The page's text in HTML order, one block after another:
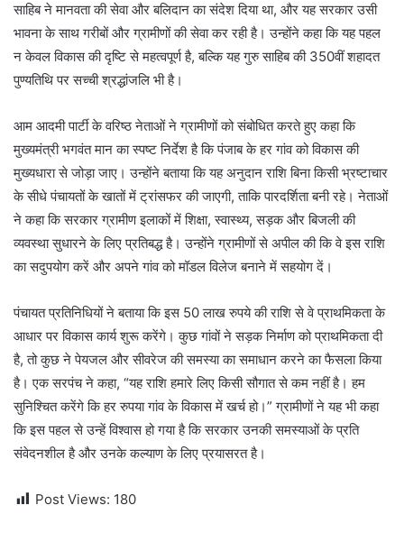
साहिब ने मानवता की सेवा और बलिदान का संदेश दिया था, और यह सरकार उसी
भावना के साथ गरीबों और ग्रामीणों की सेवा कर रही है। उन्होंने कहा कि यह पहल
न केवल विकास की दृष्टि से महत्वपूर्ण है, बल्कि यह गुरु साहिब की 350वीं शहादत
पुण्यतिथि पर सच्ची श्रद्धांजलि भी है।
आम आदमी पार्टी के वरिष्ठ नेताओं ने ग्रामीणों को संबोधित करते हुए कहा कि
मुख्यमंत्री भगवंत मान का स्पष्ट निर्देश है कि पंजाब के हर गांव को विकास की
मुख्यधारा से जोड़ा जाए। उन्होंने बताया कि यह अनुदान राशि बिना किसी भ्रष्टाचार
के सीधे पंचायतों के खातों में ट्रांसफर की जाएगी, ताकि पारदर्शिता बनी रहे। नेताओं
ने कहा कि सरकार ग्रामीण इलाकों में शिक्षा, स्वास्थ्य, सड़क और बिजली की
व्यवस्था सुधारने के लिए प्रतिबद्ध है। उन्होंने ग्रामीणों से अपील की कि वे इस राशि
का सदुपयोग करें और अपने गांव को मॉडल विलेज बनाने में सहयोग दें।
पंचायत प्रतिनिधियों ने बताया कि इस 50 लाख रुपये की राशि से वे प्राथमिकता के
आधार पर विकास कार्य शुरू करेंगे। कुछ गांवों ने सड़क निर्माण को प्राथमिकता दी
है, तो कुछ ने पेयजल और सीवरेज की समस्या का समाधान करने का फैसला किया
है। एक सरपंच ने कहा, “यह राशि हमारे लिए किसी सौगात से कम नहीं है। हम
सुनिश्चित करेंगे कि हर रुपया गांव के विकास में खर्च हो।” ग्रामीणों ने यह भी कहा
कि इस पहल से उन्हें विश्वास हो गया है कि सरकार उनकी समस्याओं के प्रति
संवेदनशील है और उनके कल्याण के लिए प्रयासरत है।
Post Views: 180